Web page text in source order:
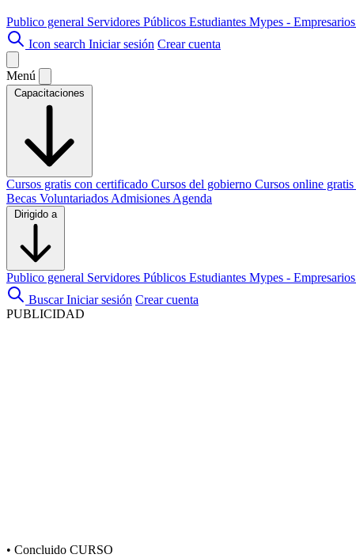
Publico general Servidores Públicos Estudiantes Mypes - Empresarios
Icon search Iniciar sesión Crear cuenta
Menú
Capacitaciones
Cursos gratis con certificado Cursos del gobierno Cursos online gratis
Becas Voluntariados Admisiones Agenda
Dirigido a
Publico general Servidores Públicos Estudiantes Mypes - Empresarios
Buscar Iniciar sesión Crear cuenta
PUBLICIDAD
• Concluido CURSO